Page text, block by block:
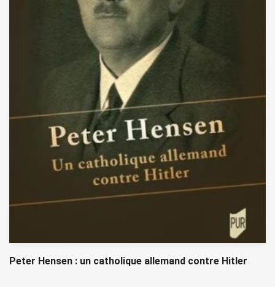
Peter Hensen : un catholique allemand contre Hitler